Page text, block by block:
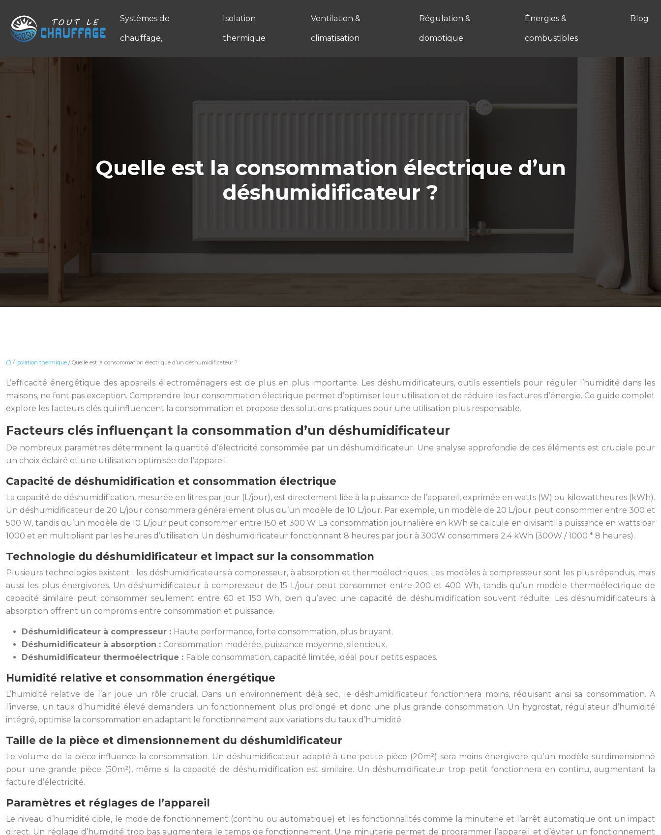
Systèmes de
chauffage,
Isolation
thermique
Ventilation &
climatisation
Régulation &
domotique
Énergies &
combustibles
Blog
Quelle est la consommation électrique d’un
déshumidificateur ?
/ Isolation thermique / Quelle est la consommation électrique d’un déshumidificateur ?
L’efficacité énergétique des appareils électroménagers est de plus en plus importante. Les déshumidificateurs, outils essentiels pour réguler l’humidité dans les
maisons, ne font pas exception. Comprendre leur consommation électrique permet d’optimiser leur utilisation et de réduire les factures d’énergie. Ce guide complet
explore les facteurs clés qui influencent la consommation et propose des solutions pratiques pour une utilisation plus responsable.
Facteurs clés influençant la consommation d’un déshumidificateur
De nombreux paramètres déterminent la quantité d’électricité consommée par un déshumidificateur. Une analyse approfondie de ces éléments est cruciale pour
un choix éclairé et une utilisation optimisée de l’appareil.
Capacité de déshumidification et consommation électrique
La capacité de déshumidification, mesurée en litres par jour (L/jour), est directement liée à la puissance de l’appareil, exprimée en watts (W) ou kilowattheures (kWh).
Un déshumidificateur de 20 L/jour consommera généralement plus qu’un modèle de 10 L/jour. Par exemple, un modèle de 20 L/jour peut consommer entre 300 et
500 W, tandis qu’un modèle de 10 L/jour peut consommer entre 150 et 300 W. La consommation journalière en kWh se calcule en divisant la puissance en watts par
1000 et en multipliant par les heures d’utilisation. Un déshumidificateur fonctionnant 8 heures par jour à 300W consommera 2.4 kWh (300W / 1000 * 8 heures).
Technologie du déshumidificateur et impact sur la consommation
Plusieurs technologies existent : les déshumidificateurs à compresseur, à absorption et thermoélectriques. Les modèles à compresseur sont les plus répandus, mais
aussi les plus énergivores. Un déshumidificateur à compresseur de 15 L/jour peut consommer entre 200 et 400 Wh, tandis qu’un modèle thermoélectrique de
capacité similaire peut consommer seulement entre 60 et 150 Wh, bien qu’avec une capacité de déshumidification souvent réduite. Les déshumidificateurs à
absorption offrent un compromis entre consommation et puissance.
Déshumidificateur à compresseur : Haute performance, forte consommation, plus bruyant.
Déshumidificateur à absorption : Consommation modérée, puissance moyenne, silencieux.
Déshumidificateur thermoélectrique : Faible consommation, capacité limitée, idéal pour petits espaces.
Humidité relative et consommation énergétique
L’humidité relative de l’air joue un rôle crucial. Dans un environnement déjà sec, le déshumidificateur fonctionnera moins, réduisant ainsi sa consommation. A
l’inverse, un taux d’humidité élevé demandera un fonctionnement plus prolongé et donc une plus grande consommation. Un hygrostat, régulateur d’humidité
intégré, optimise la consommation en adaptant le fonctionnement aux variations du taux d’humidité.
Taille de la pièce et dimensionnement du déshumidificateur
Le volume de la pièce influence la consommation. Un déshumidificateur adapté à une petite pièce (20m²) sera moins énergivore qu’un modèle surdimensionné
pour une grande pièce (50m²), même si la capacité de déshumidification est similaire. Un déshumidificateur trop petit fonctionnera en continu, augmentant la
facture d’électricité.
Paramètres et réglages de l’appareil
Le niveau d’humidité cible, le mode de fonctionnement (continu ou automatique) et les fonctionnalités comme la minuterie et l’arrêt automatique ont un impact
direct. Un réglage d’humidité trop bas augmentera le temps de fonctionnement. Une minuterie permet de programmer l’appareil et d’éviter un fonctionnement